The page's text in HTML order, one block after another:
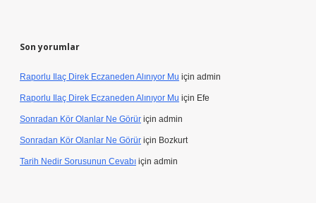
Son yorumlar
Raporlu Ilaç Direk Eczaneden Alınıyor Mu için admin
Raporlu Ilaç Direk Eczaneden Alınıyor Mu için Efe
Sonradan Kör Olanlar Ne Görür için admin
Sonradan Kör Olanlar Ne Görür için Bozkurt
Tarih Nedir Sorusunun Cevabı için admin